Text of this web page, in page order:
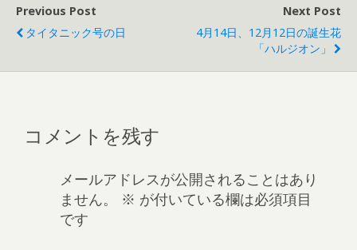
Previous Post
タイタニック号の日
Next Post
4月14日、12月12日の誕生花
「ハルジオン」
コメントを残す
メールアドレスが公開されることはあり
ません。
※ が付いている欄は必須項目
です